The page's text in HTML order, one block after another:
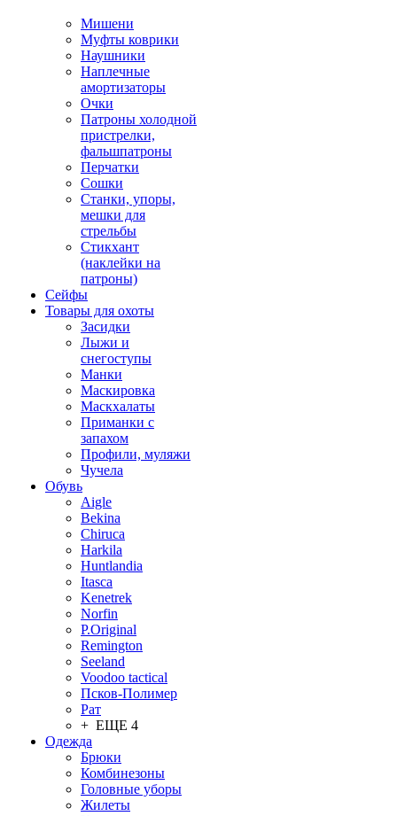
Мишени
Муфты коврики
Наушники
Наплечные
амортизаторы
Очки
Патроны холодной
пристрелки,
фальшпатроны
Перчатки
Сошки
Станки, упоры,
мешки для
стрельбы
Стикхант
(наклейки на
патроны)
Сейфы
Товары для охоты
Засидки
Лыжи и
снегоступы
Манки
Маскировка
Маскхалаты
Приманки с
запахом
Профили, муляжи
Чучела
Обувь
Aigle
Bekina
Chiruсa
Harkila
Huntlandia
Itasca
Kenetrek
Norfin
P.Original
Remington
Seeland
Voodoo tactical
Псков-Полимер
Рат
+ ЕЩЕ 4
Одежда
Брюки
Комбинезоны
Головные уборы
Жилеты